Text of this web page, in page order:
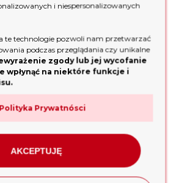
wyślij
NOWOŚCI
i niespersonalizowanych
te technologie pozwoli nam przetwarzać
podczas przeglądania czy unikalne
zgody lub jej wycofanie
wpłynąć na niektóre funkcje i
Polityka Prywatnósci
AKCEPTUJĘ